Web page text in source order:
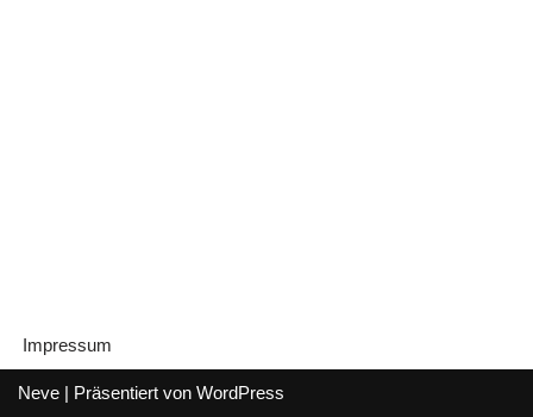
Impressum
Neve | Präsentiert von WordPress